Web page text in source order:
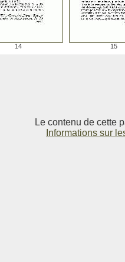
14 15
Le contenu de cette
Informations sur